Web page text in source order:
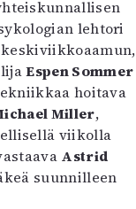
lehtori
Espen Sommer
hoitava
Miller,
viikolla
Astrid
suunnilleen